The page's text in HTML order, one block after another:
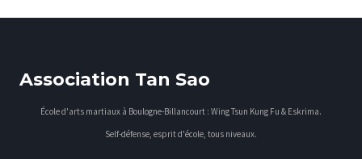
Association Tan Sao
École d'arts martiaux à Boulogne-Billancourt : Wing Tsun Kung Fu & Eskrima.
Self-défense, esprit d'école, tous niveaux.